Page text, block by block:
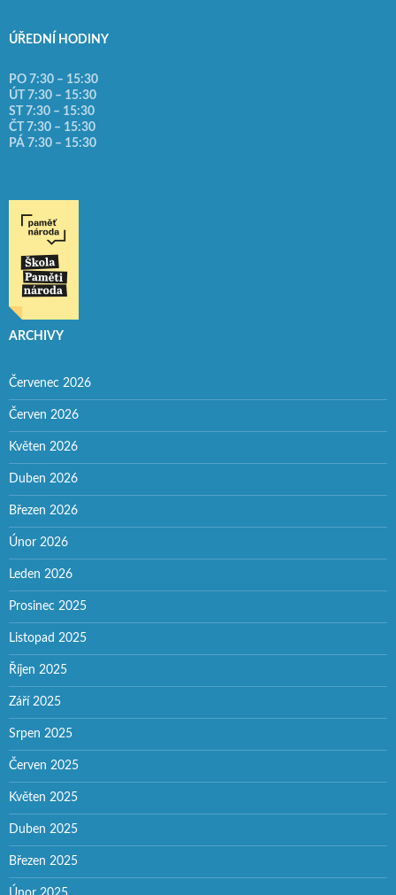
ÚŘEDNÍ HODINY
PO 7:30 – 15:30
ÚT 7:30 – 15:30
ST 7:30 – 15:30
ČT 7:30 – 15:30
PÁ 7:30 – 15:30
ARCHIVY
Červenec 2026
Červen 2026
Květen 2026
Duben 2026
Březen 2026
Únor 2026
Leden 2026
Prosinec 2025
Listopad 2025
Říjen 2025
Září 2025
Srpen 2025
Červen 2025
Květen 2025
Duben 2025
Březen 2025